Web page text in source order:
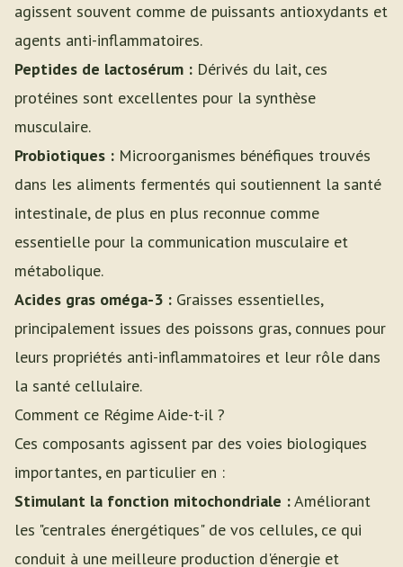
agissent souvent comme de puissants antioxydants et
agents anti-inflammatoires.
Peptides de lactosérum : Dérivés du lait, ces
protéines sont excellentes pour la synthèse
musculaire.
Probiotiques : Microorganismes bénéfiques trouvés
dans les aliments fermentés qui soutiennent la santé
intestinale, de plus en plus reconnue comme
essentielle pour la communication musculaire et
métabolique.
Acides gras oméga-3 : Graisses essentielles,
principalement issues des poissons gras, connues pour
leurs propriétés anti-inflammatoires et leur rôle dans
la santé cellulaire.
Comment ce Régime Aide-t-il ?
Ces composants agissent par des voies biologiques
importantes, en particulier en :
Stimulant la fonction mitochondriale :Améliorant
les "centrales énergétiques" de vos cellules, ce qui
conduit à une meilleure production d'énergie et